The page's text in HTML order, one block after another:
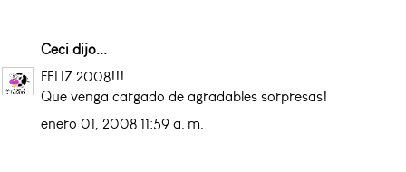
Ceci dijo...
FELIZ 2008!!!
Que venga cargado de agradables sorpresas!
enero 01, 2008 11:59 a. m.